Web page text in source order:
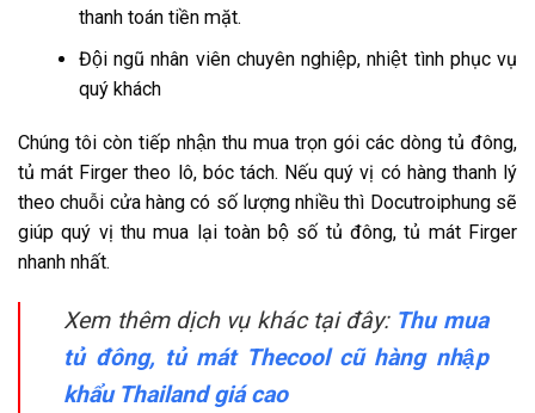
thanh toán tiền mặt.
Đội ngũ nhân viên chuyên nghiệp, nhiệt tình phục vụ
quý khách
Chúng tôi còn tiếp nhận thu mua trọn gói các dòng tủ đông,
tủ mát Firger theo lô, bóc tách. Nếu quý vị có hàng thanh lý
theo chuỗi cửa hàng có số lượng nhiều thì Docutroiphung sẽ
giúp quý vị thu mua lại toàn bộ số tủ đông, tủ mát Firger
nhanh nhất.
Xem thêm dịch vụ khác tại đây: Thu mua
tủ đông, tủ mát Thecool cũ hàng nhập
khẩu Thailand giá cao